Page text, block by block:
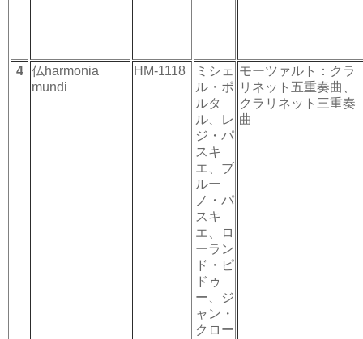
4
仏harmonia
mundi
HM-1118
ミシェ
ル・ポ
ルタ
ル、レ
ジ・パ
スキ
エ、ブ
ルー
ノ・パ
スキ
エ、ロ
ーラン
ド・ピ
ドゥ
ー、ジ
ャン・
クロー
モーツァルト：クラ
リネット五重奏曲、
クラリネット三重奏
曲